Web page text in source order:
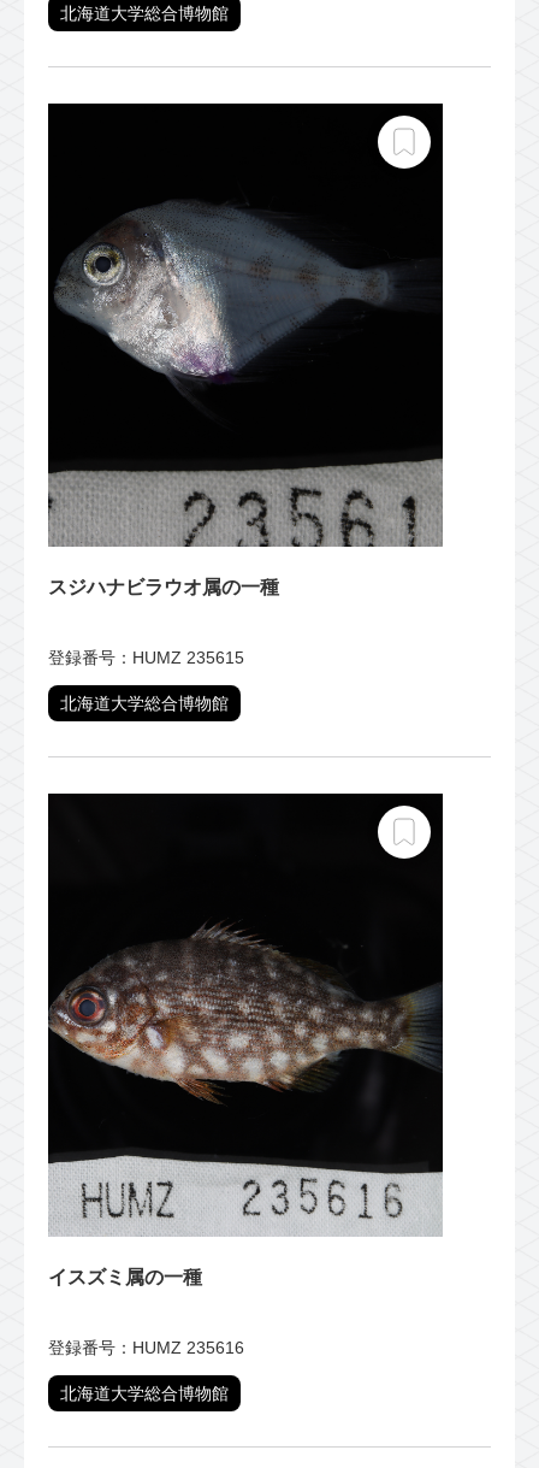
北海道大学総合博物館
スジハナビラウオ属の一種
登録番号：HUMZ 235615
北海道大学総合博物館
イスズミ属の一種
登録番号：HUMZ 235616
北海道大学総合博物館